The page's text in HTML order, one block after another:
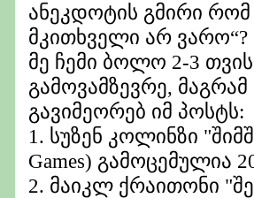
ანეკდოტის გმირი
მკითხველი არ ვარო“?
მე ჩემი ბოლო 2-3
გამოვამზევრე,
გავიმეორებ იმ პოსტს:
1. სუზენ კოლინზი
Games) გამოცემულია
2. მაიკლ ქრაითონი